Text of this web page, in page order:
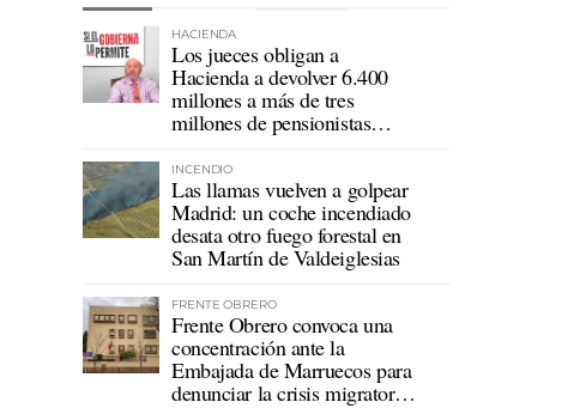
HACIENDA
Los jueces obligan a
Hacienda a devolver 6.400
millones a más de tres
millones de pensionistas
INCENDIO
Las llamas vuelven a golpear
Madrid: un coche incendiado
desata otro fuego forestal en
San Martín de Valdeiglesias
FRENTE OBRERO
Frente Obrero convoca una
concentración ante la
Embajada de Marruecos para
denunciar la crisis migratoria